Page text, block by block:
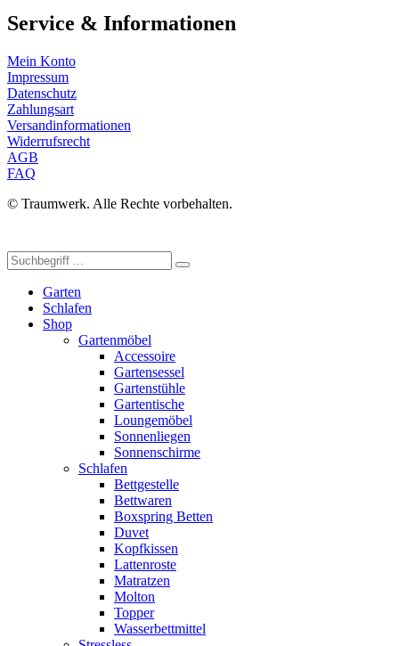
Service & Informationen
Mein Konto
Impressum
Datenschutz
Zahlungsart
Versandinformationen
Widerrufsrecht
AGB
FAQ
© Traumwerk. Alle Rechte vorbehalten.
Garten
Schlafen
Shop
Gartenmöbel
Accessoire
Gartensessel
Gartenstühle
Gartentische
Loungemöbel
Sonnenliegen
Sonnenschirme
Schlafen
Bettgestelle
Bettwaren
Boxspring Betten
Duvet
Kopfkissen
Lattenroste
Matratzen
Molton
Topper
Wasserbettmittel